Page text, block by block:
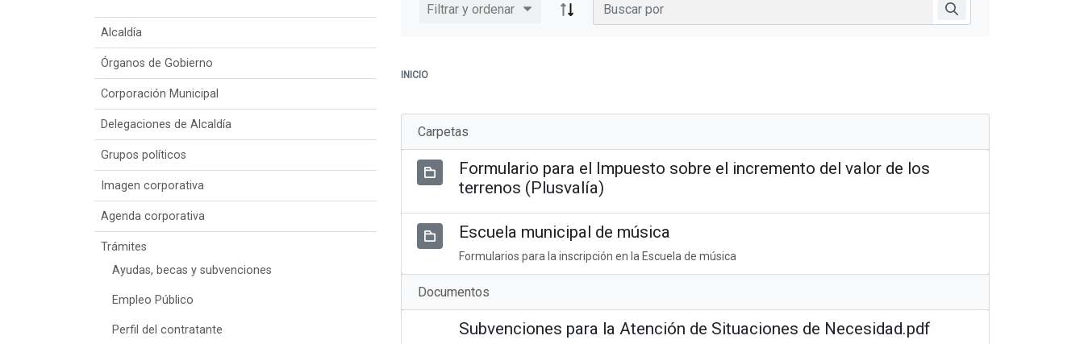
Alcaldía
Órganos de Gobierno
Corporación Municipal
Delegaciones de Alcaldía
Grupos políticos
Imagen corporativa
Agenda corporativa
Trámites
Ayudas, becas y subvenciones
Empleo Público
Perfil del contratante
Filtrar y ordenar
INICIO
Carpetas
Formulario para el Impuesto sobre el incremento del valor de los
terrenos (Plusvalía)
Escuela municipal de música
Formularios para la inscripción en la Escuela de música
Documentos
Subvenciones para la Atención de Situaciones de Necesidad.pdf